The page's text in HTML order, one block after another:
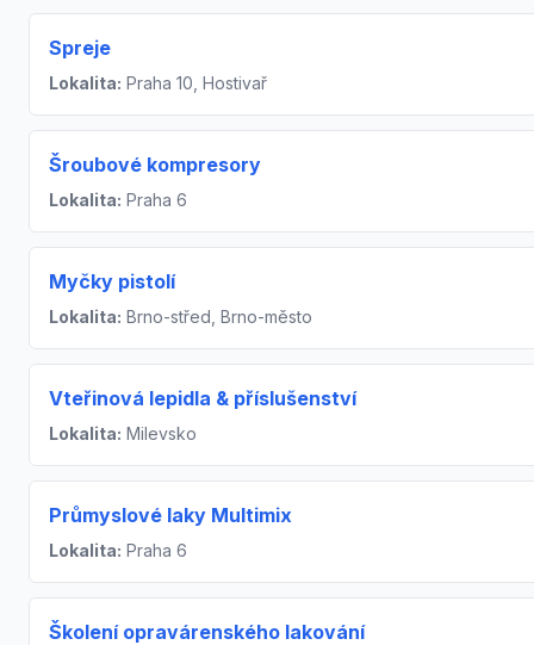
Spreje
Lokalita: Praha 10, Hostivař
Šroubové kompresory
Lokalita: Praha 6
Myčky pistolí
Lokalita: Brno-střed, Brno-město
Vteřinová lepidla & příslušenství
Lokalita: Milevsko
Průmyslové laky Multimix
Lokalita: Praha 6
Školení opravárenského lakování